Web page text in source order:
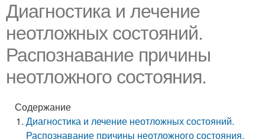
Диагностика и лечение
неотложных состояний.
Распознавание причины
неотложного состояния.
Содержание
Диагностика и лечение неотложных состояний.
Распознавание причины неотложного состояния.